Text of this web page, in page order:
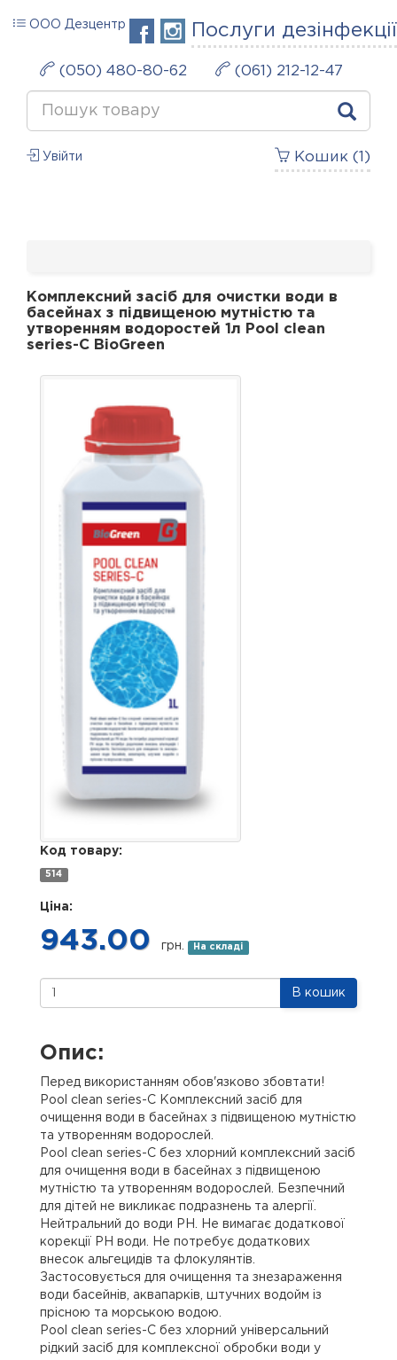
Послуги дезінфекції
ООО Дезцентр
(050) 480-80-62 (061) 212-12-47
Кошик ( )
Увійти
Комплексний засіб для очистки води в
басейнах з підвищеною мутністю та
утворенням водоростей 1л Pool clean
series-C BioGreen
Код товару:
514
Ціна:
943.00 грн. На складі
В кошик
Опис:
Перед використанням обов'язково збовтати!
Pool clean series-C Комплексний засіб для
очищення води в басейнах з підвищеною мутністю
та утворенням водорослей.
Pool clean series-C без хлорний комплексний засіб
для очищення води в басейнах з підвищеною
мутністю та утворенням водорослей. Безпечний
для дітей не викликає подразнень та алергії.
Нейтральний до води РН. Не вимагає додаткової
корекції PH води. Не потребує додаткових
внесок альгецидів та флокулянтів.
Застосовується для очищення та знезараження
води басейнів, аквапарків, штучних водойм із
прісною та морською водою.
Pool clean series-C без хлорний універсальний
рідкий засіб для комплексної обробки води у